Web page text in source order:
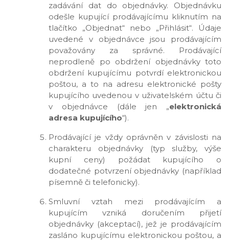
zadávání dat do objednávky. Objednávku
odešle kupující prodávajícímu kliknutím na
tlačítko „Objednat“ nebo „Přihlásit“. Údaje
uvedené v objednávce jsou prodávajícím
považovány za správné. Prodávající
neprodleně po obdržení objednávky toto
obdržení kupujícímu potvrdí elektronickou
poštou, a to na adresu elektronické pošty
kupujícího uvedenou v uživatelském účtu či
v objednávce (dále jen „elektronická
adresa kupujícího“).
Prodávající je vždy oprávněn v závislosti na
charakteru objednávky (typ služby, výše
kupní ceny) požádat kupujícího o
dodatečné potvrzení objednávky (například
písemně či telefonicky).
Smluvní vztah mezi prodávajícím a
kupujícím vzniká doručením přijetí
objednávky (akceptací), jež je prodávajícím
zasláno kupujícímu elektronickou poštou, a